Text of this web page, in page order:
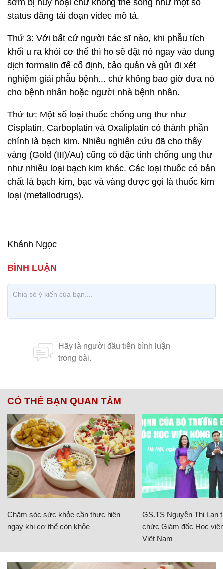
sớm bị hủy hoại chứ không thể sống như một số
status đăng tải đoạn video mô tả.
Thứ 3: Với bất cứ người bác sĩ nào, khi phẫu tích
khối u ra khỏi cơ thể thì họ sẽ đặt nó ngay vào dung
dịch formalin để cố định, bảo quản và gửi đi xét
nghiệm giải phẫu bệnh... chứ không bao giờ đưa nó
cho bệnh nhân hoặc người nhà bệnh nhân.
Thứ tư: Một số loại thuốc chống ung thư như
Cisplatin, Carboplatin và Oxaliplatin có thành phần
chính là bạch kim. Nhiều nghiên cứu đã cho thấy
vàng (Gold (III)/Au) cũng có đặc tính chống ung thư
như nhiều loại bạch kim khác. Các loại thuốc có bản
chất là bạch kim, bạc và vàng được gọi là thuốc kim
loại (metallodrugs).
Khánh Ngọc
CÓ THỂ BẠN QUAN TÂM
Chăm sóc sức khỏe cần thực hiện
ngay khi cơ thể còn khỏe
GS.TS Nguyễn Thị Lan
chức Giám đốc Học
Việt Nam